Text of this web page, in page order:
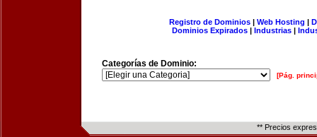
Registro de Dominios| Web Hosting |
Dominios Expirados | Industrias |
Categorías de Dominio:
[Pág.
** Precios